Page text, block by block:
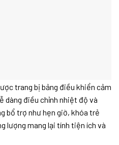
trang bị bảng điều khiển cảm
dàng điều chỉnh nhiệt độ và
bổ trợ như hẹn giờ, khóa trẻ
lượng mang lại tính tiện ích và